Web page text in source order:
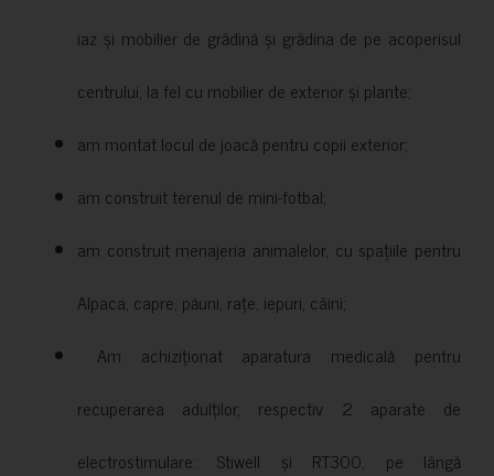
iaz și mobilier de grădină și grădina de pe acoperisul
centrului, la fel cu mobilier de exterior și plante;
am montat locul de joacă pentru copii exterior;
am construit terenul de mini-fotbal;
am construit menajeria animalelor, cu spațiile pentru
Alpaca, capre, păuni, rațe, iepuri, câini;
Am achiziționat aparatura medicală pentru
recuperarea adulților, respectiv 2 aparate de
electrostimulare: Stiwell și RT300, pe lângă